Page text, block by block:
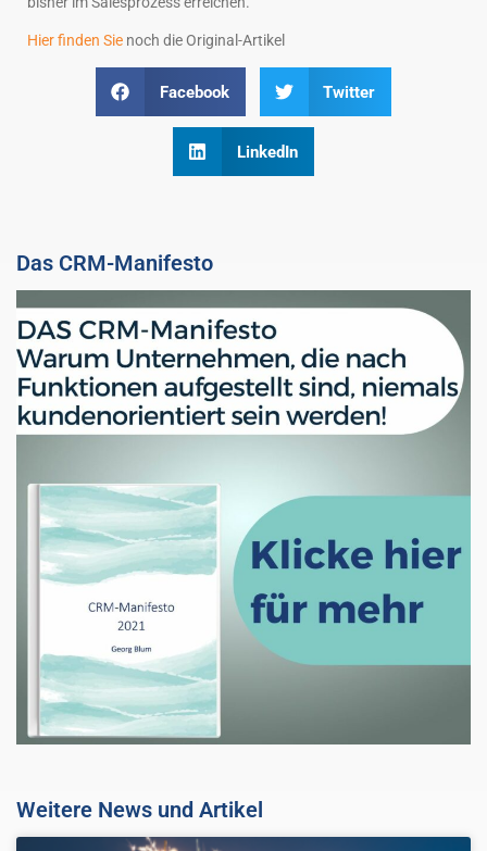
Hier finden Sie noch die Original-Artikel
Facebook Twitter
LinkedIn
Das CRM-Manifesto
Weitere News und Artikel